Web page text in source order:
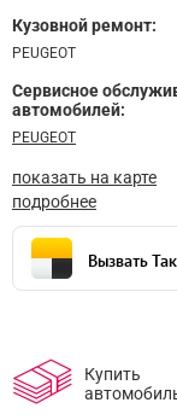
Кузовной ремонт:
PEUGEOT
Сервисное
автомобилей:
PEUGEOT
показать на карте
подробнее
Вызвать
Купить